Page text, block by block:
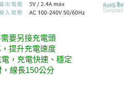
要另接充電頭
提升充電速度
，充電快速、穩定
線長150公分